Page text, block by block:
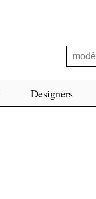
Designers